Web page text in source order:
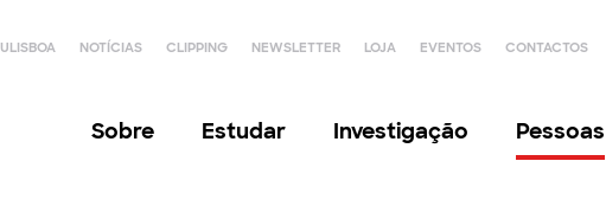
ULISBOA NOTÍCIAS CLIPPING NEWSLETTER LOJA EVENTOS CONTACTOS
Sobre Estudar Investigação Pessoas